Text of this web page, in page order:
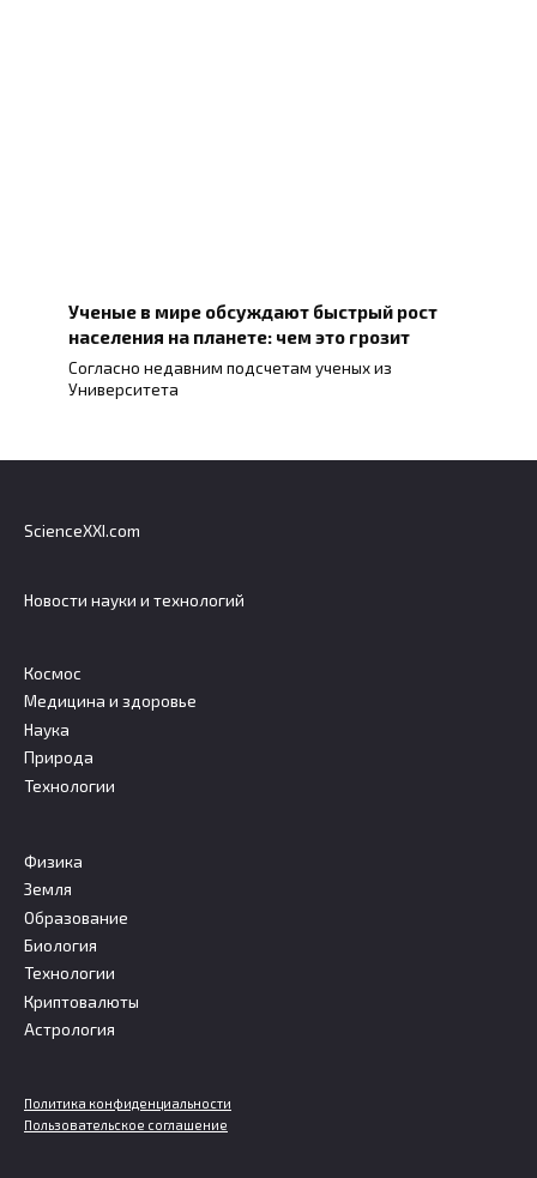
Ученые в мире обсуждают быстрый рост
населения на планете: чем это грозит
Согласно недавним подсчетам ученых из
Университета
ScienceXXI.com
Новости науки и технологий
Космос
Медицина и здоровье
Наука
Природа
Технологии
Физика
Земля
Образование
Биология
Технологии
Криптовалюты
Астрология
Политика конфиденциальности
Пользовательское соглашение